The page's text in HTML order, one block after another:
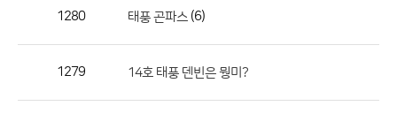
1280 태풍 곤파스 (6)
1279 14호 태풍 덴빈은 뭥미?